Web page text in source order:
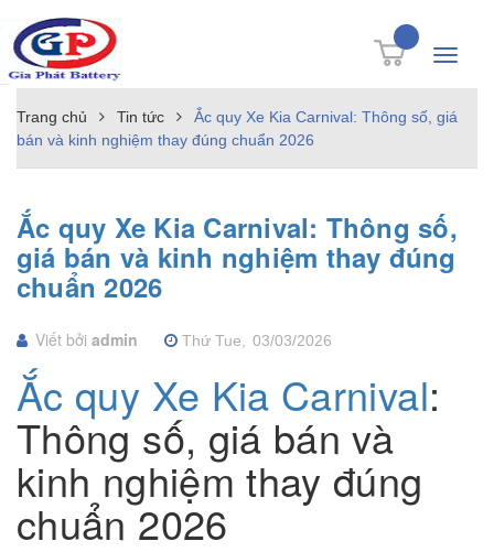
Toggle
Trang chủ Tin tức
Ắc quy Xe Kia Carnival: Thông số, giá
bán và kinh nghiệm thay đúng chuẩn 2026
Ắc quy Xe Kia Carnival: Thông số,
giá bán và kinh nghiệm thay đúng
chuẩn 2026
Viết bởi admin Thứ Tue, 03/03/2026
Ắc quy Xe Kia Carnival:
Thông số, giá bán và
kinh nghiệm thay đúng
chuẩn 2026